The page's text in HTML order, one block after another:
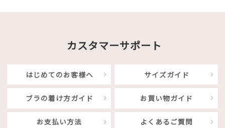
カスタマーサポート
はじめてのお客様へ サイズガイド
ブラの着け方ガイド お買い物ガイド
お支払い方法 よくあるご質問